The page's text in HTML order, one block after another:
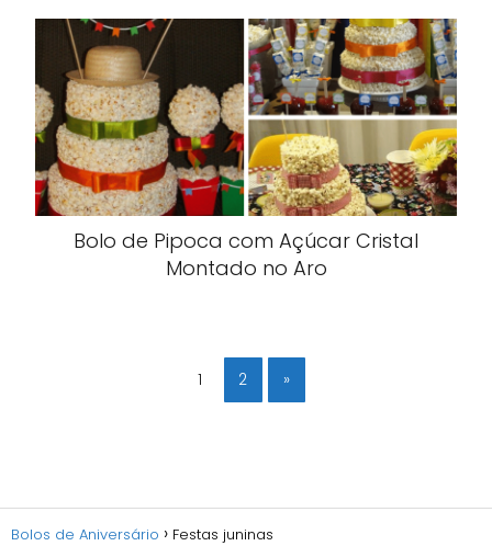
Bolo de Pipoca com Açúcar Cristal
Montado no Aro
1 2 »
Bolos de Aniversário Festas juninas